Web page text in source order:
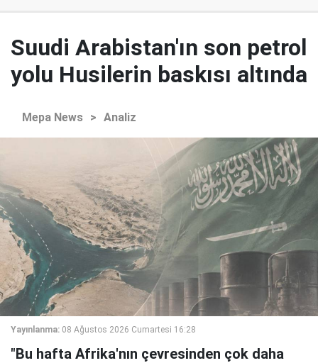
Suudi Arabistan'ın son petrol
yolu Husilerin baskısı altında
Mepa News > Analiz
Yayınlanma: 08 Ağustos 2026 Cumartesi 16:28
"Bu hafta Afrika'nın çevresinden çok daha